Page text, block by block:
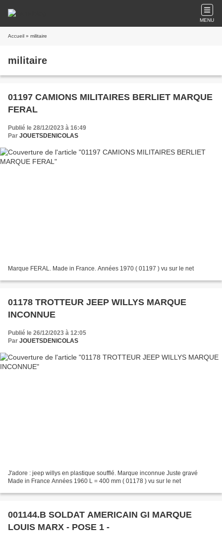
MENU
Accueil » militaire
militaire
01197 CAMIONS MILITAIRES BERLIET MARQUE
FERAL
Publié le 28/12/2023 à 16:49
Par JOUETSDENICOLAS
Marque FERAL. Made in France. Années 1970 ( 01197 ) vu sur le net
01178 TROTTEUR JEEP WILLYS MARQUE
INCONNUE
Publié le 26/12/2023 à 12:05
Par JOUETSDENICOLAS
J'adore : jeep willys en plastique soufflé. Marque inconnue Juste gravé
Made in France Années 1960 L = 400 mm ( 01178 ) vu sur le net
001144.B SOLDAT AMERICAIN GI MARQUE
LOUIS MARX - POSE 1 -